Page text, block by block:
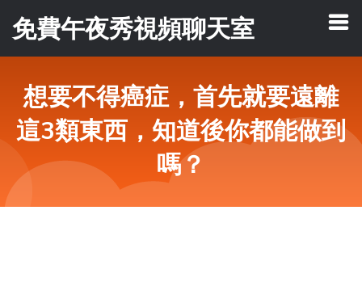
免費午夜秀視頻聊天室
想要不得癌症，首先就要遠離
這3類東西，知道後你都能做到
嗎？